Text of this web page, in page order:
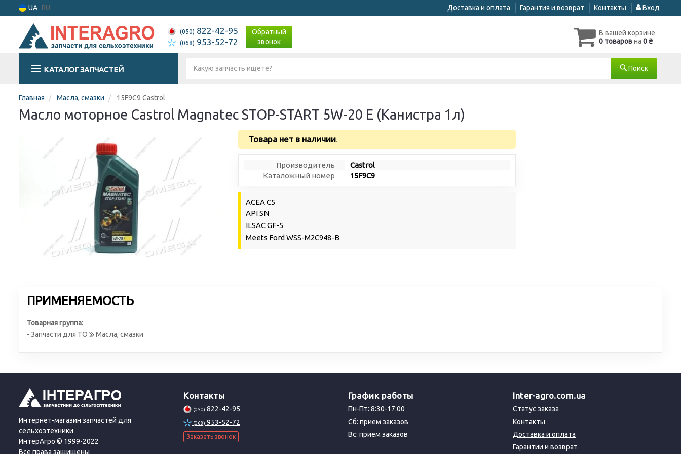
UA RU Доставка и оплата Гарантия и возврат Контакты Вход
(050) 822-42-95
(068) 953-52-72
Обратный
звонок
В вашей корзине
0 товаровна 0 ₴
КАТАЛОГ ЗАПЧАСТЕЙ Поиск
Главная Масла, смазки 15F9C9 Castrol
Масло моторное Castrol Magnatec STOP-START 5W-20 E (Канистра 1л)
Товара нет в наличии.
Производитель
Castrol
Каталожный номер
15F9C9
ACEA C5
API SN
ILSAC GF-5
Meets Ford WSS-M2C948-B
ПРИМЕНЯЕМОСТЬ
Товарная группа:
- Запчасти для ТО
Масла, смазки
Интернет-магазин запчастей для
сельхозтехники
ИнтерАгро © 1999-2022
Все права защищены
Контакты
(050) 822-42-95
(068) 953-52-72
Заказать звонок
График работы
Пн-Пт: 8:30-17:00
Сб: прием заказов
Вс: прием заказов
Inter-agro.com.ua
Статус заказа
Контакты
Доставка и оплата
Гарантии и возврат